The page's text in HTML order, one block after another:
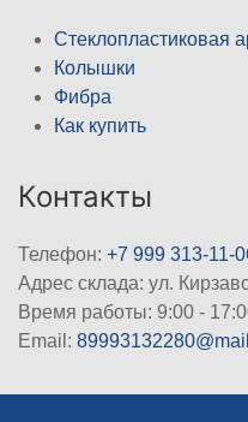
Стеклопластиковая
Колышки
Фибра
Как купить
Контакты
Телефон: +7 999 313-11-
Адрес склада: ул.
Время работы: 9:00 -
Email: